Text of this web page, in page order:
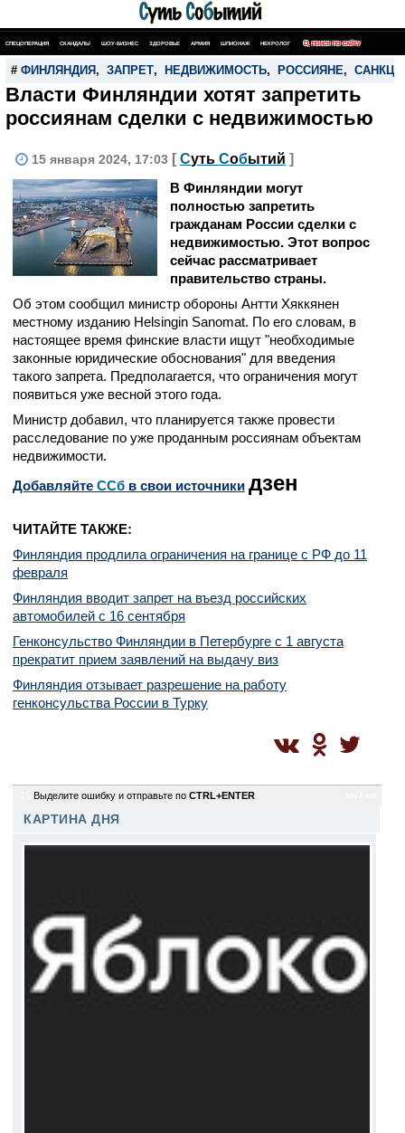
СПЕЦОПЕРАЦИЯ СКАНДАЛЫ ШОУ-БИЗНЕС ЗДОРОВЬЕ АРМИЯ ШПИОНАЖ НЕКРОЛОГ ПОИСК ПО САЙТУ
# ФИНЛЯНДИЯ , ЗАПРЕТ, НЕДВИЖИМОСТЬ, РОССИЯНЕ,
Власти Финляндии хотят запретить
россиянам сделки с недвижимостью
15 января 2024, 17:03 [ Суть Событий ]
В Финляндии могут
полностью запретить
гражданам России сделки с
недвижимостью. Этот вопрос
сейчас рассматривает
правительство страны.
Об этом сообщил министр обороны Антти Хяккянен
местному изданию Helsingin Sanomat. По его словам, в
настоящее время финские власти ищут "необходимые
законные юридические обоснования" для введения
такого запрета. Предполагается, что ограничения могут
появиться уже весной этого года.
Министр добавил, что планируется также провести
расследование по уже проданным россиянам объектам
недвижимости.
Добавляйте CСб в свои источники дзен
ЧИТАЙТЕ ТАКЖЕ:
Финляндия продлила ограничения на границе с РФ до 11
февраля
Финляндия вводит запрет на въезд российских
автомобилей с 16 сентября
Генконсульство Финляндии в Петербурге с 1 августа
прекратит прием заявлений на выдачу виз
Финляндия отзывает разрешение на работу
генконсульства России в Турку
Выделите ошибку и отправьте по CTRL+ENTER
КАРТИНА ДНЯ